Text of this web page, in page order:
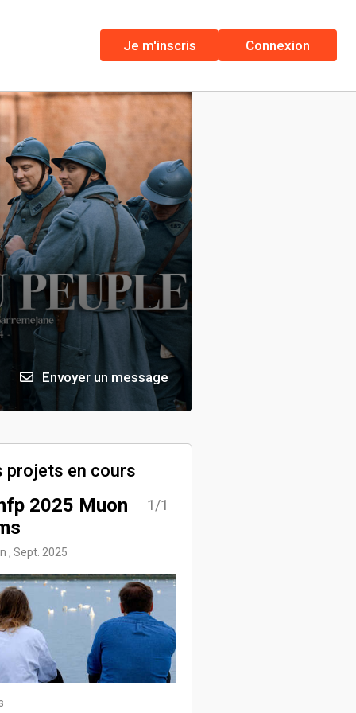
Je m'inscris Connexion
Envoyer un message
projets en cours
2025 Muon
, Sept. 2025
1/1